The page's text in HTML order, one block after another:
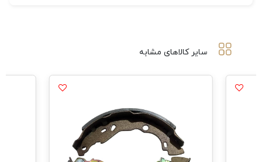
سایر کالاهای مشابه